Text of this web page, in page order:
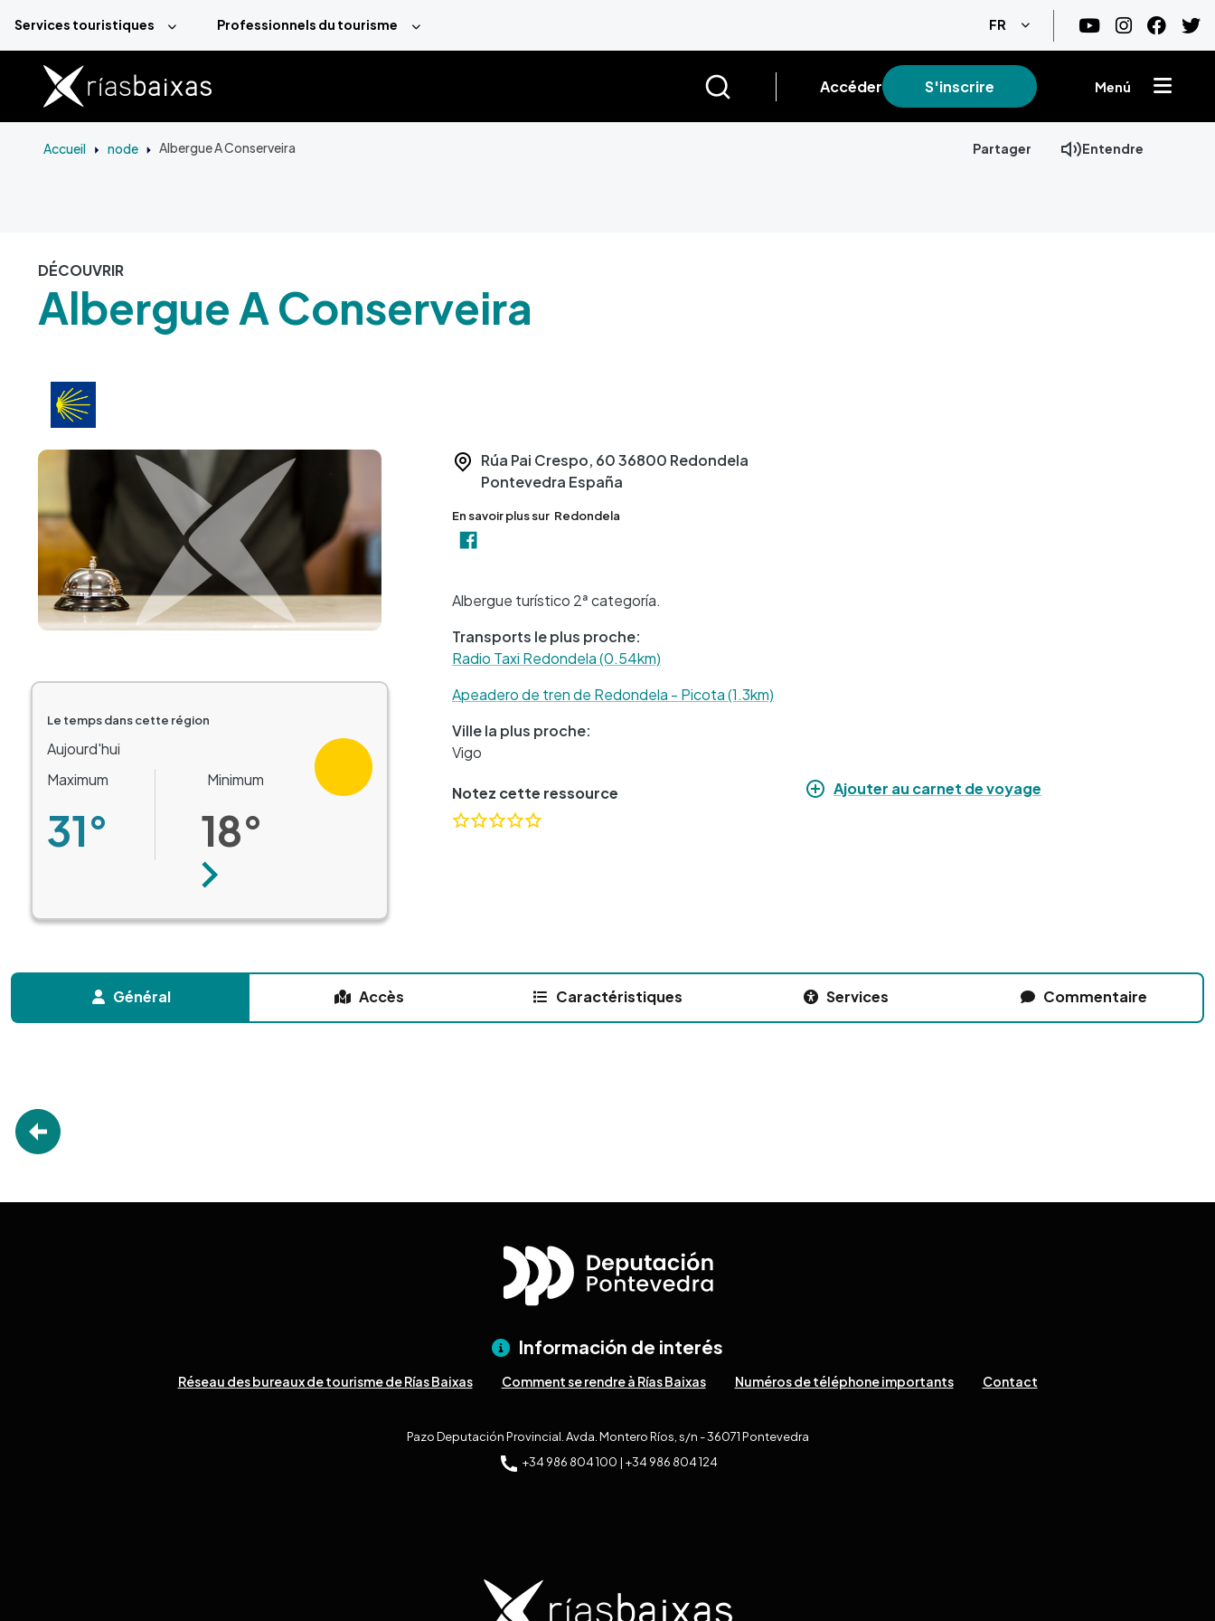
Services touristiques Professionnels du tourisme FR Lister les actions
Accéder S'inscrire Menú
Accueil node Albergue A Conserveira Partager Entendre
DÉCOUVRIR
Albergue A Conserveira
Image
Le temps dans cette région
Aujourd'hui
Maximum
31°
Minimum
18°
Suivant
Rúa Pai Crespo, 6036800 Redondela
Pontevedra España
En savoir plus sur Redondela
Albergue turístico 2ª categoría.
Transports le plus proche:
Radio Taxi Redondela (0.54km)
Apeadero de tren de Redondela - Picota (1.3km)
Ville la plus proche:
Vigo
Notez cette ressource Ajouter au carnet de voyage
Général Accès Caractéristiques Services Commentaire
Información de interés
Réseau des bureaux de tourisme de Rías Baixas Comment se rendre à Rías Baixas Numéros de téléphone importants Contact
Pazo Deputación Provincial. Avda. Montero Ríos, s/n - 36071 Pontevedra
+34 986 804 100 | +34 986 804 124